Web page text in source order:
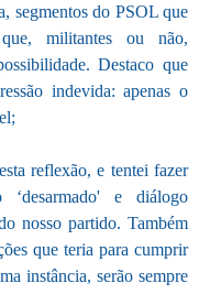
segmentos do PSOL que
militantes ou não,
Destaco que
indevida: apenas o
reflexão, e tentei fazer
e diálogo
nosso partido. Também
que teria para cumprir
instância, serão sempre